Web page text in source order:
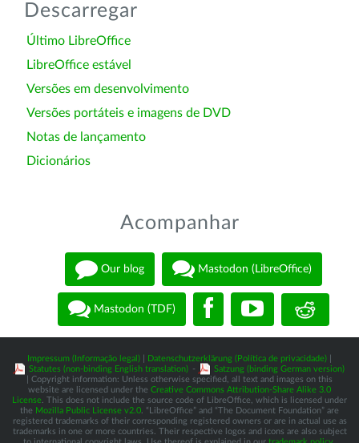
Descarregar
Último LibreOffice
LibreOffice estável
Versões em desenvolvimento
Versões portáteis e imagens de DVD
Notas de lançamento
Dicionários
Acompanhar
Our blog Mastodon (LibreOffice)
Mastodon (TDF)
Impressum (Informação legal) Datenschutzerklärung (Política de privacidade)
Statutes (non-binding English translation) -
Satzung (binding German version)
| Copyright information: Unless otherwise specified, all text and images on this
website are licensed under the Creative Commons Attribution-Share Alike 3.0
License . This does not include the source code of LibreOffice, which is licensed under
the Mozilla Public License v2.0 . “LibreOffice” and “The Document Foundation” are
registered trademarks of their corresponding registered owners or are in actual use as
trademarks in one or more countries. Their respective logos and icons are also subject